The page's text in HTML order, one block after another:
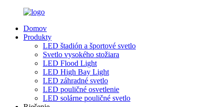
Domov
Produkty
LED štadión a športové svetlo
Svetlo vysokého stožiara
LED Flood Light
LED High Bay Light
LED záhradné svetlo
LED pouličné osvetlenie
LED solárne pouličné svetlo